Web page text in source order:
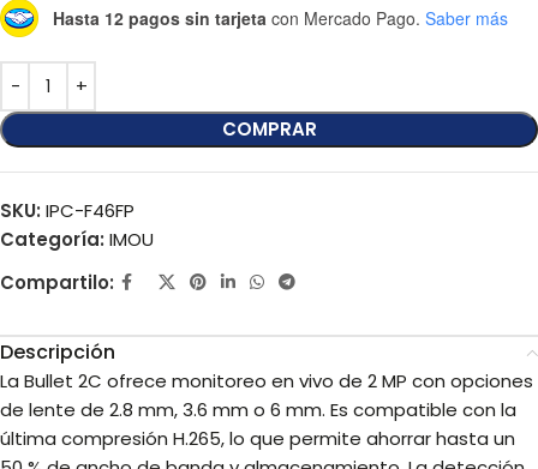
Hasta 12 pagos sin tarjeta con Mercado Pago. Saber más
COMPRAR
SKU: IPC-F46FP
Categoría: IMOU
Compartilo:
Descripción
La Bullet 2C ofrece monitoreo en vivo de 2 MP con opciones
de lente de 2.8 mm, 3.6 mm o 6 mm. Es compatible con la
última compresión H.265, lo que permite ahorrar hasta un